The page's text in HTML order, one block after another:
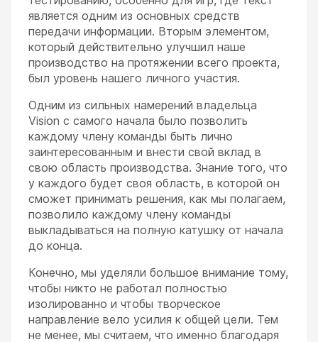
является одним из основных средств
передачи информации. Вторым элементом,
который действительно улучшил наше
производство на протяжении всего проекта,
был уровень нашего личного участия.
Одним из сильных намерений владельца
Vision с самого начала было позволить
каждому члену команды быть лично
заинтересованным и внести свой вклад в
свою область производства. Знание того, что
у каждого будет своя область, в которой он
сможет принимать решения, как мы полагаем,
позволило каждому члену команды
выкладываться на полную катушку от начала
до конца.
Конечно, мы уделяли большое внимание тому,
чтобы никто не работал полностью
изолированно и чтобы творческое
направление вело усилия к общей цели. Тем
не менее, мы считаем, что именно благодаря